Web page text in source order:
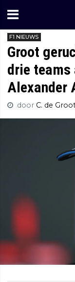
F1 NIEUWS
Groot
drie teams
Alexander
door C. de